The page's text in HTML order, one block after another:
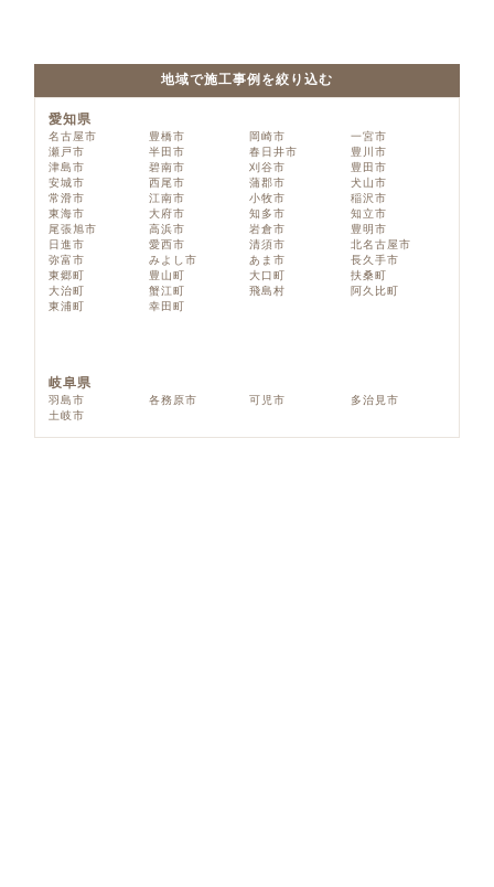
地域で施工事例を絞り込む
愛知県
名古屋市 豊橋市 岡崎市
一宮市
瀬戸市
半田市 春日井市
豊川市
津島市
碧南市 刈谷市
豊田市
安城市
西尾市 蒲郡市
犬山市
常滑市
江南市 小牧市
稲沢市
東海市
大府市 知多市
知立市
尾張旭市
高浜市 岩倉市
豊明市
日進市
愛西市 清須市
北名古屋市
弥富市
みよし市 あま市
長久手市
東郷町
豊山町 大口町
扶桑町
大治町
蟹江町 飛島村
阿久比町
東浦町
幸田町
岐阜県
羽島市 各務原市 可児市
多治見市
土岐市